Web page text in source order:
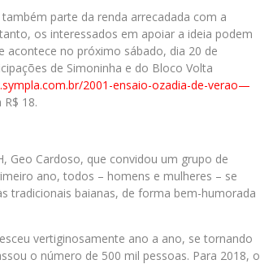
parte da renda arrecadada com a
os interessados em apoiar a ideia podem
acontece no próximo sábado, dia 20 de
de Simoninha e do Bloco Volta
2001-ensaio-ozadia-de-verao—
R$ 18.
Geo Cardoso, que convidou um grupo de
ano, todos – homens e mulheres – se
tradicionais baianas, de forma bem-humorada
vertiginosamente ano a ano, se tornando
o número de 500 mil pessoas. Para 2018, o